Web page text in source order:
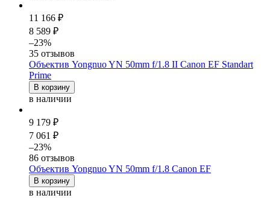
11 166 ₽
8 589 ₽
–23%
35 отзывов
Объектив Yongnuo YN 50mm f/1.8 II Canon EF Standart
Prime
В корзину
в наличии
9 179 ₽
7 061 ₽
–23%
86 отзывов
Объектив Yongnuo YN 50mm f/1.8 Canon EF
В корзину
в наличии